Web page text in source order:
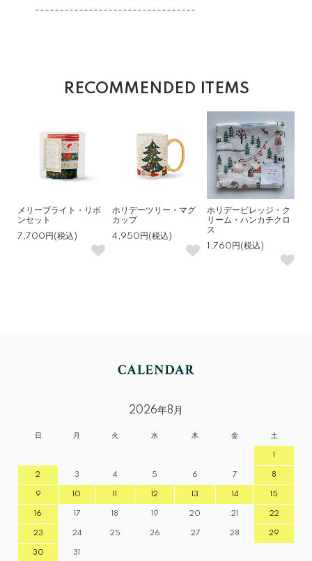
---------------------------------
RECOMMENDED ITEMS
メリーブライト・リボ
ンセット
7,700円(税込)
ホリデーツリー・マグ
カップ
4,950円(税込)
ホリデービレッジ・ク
リーム・ハンカチクロ
ス
1,760円(税込)
2026年8月
日 月 火 水 木 金 土
1
2 3 4 5 6 7 8
9 10 11 12 13 14 15
16 17 18 19 20 21 22
23 24 25 26 27 28 29
30 31